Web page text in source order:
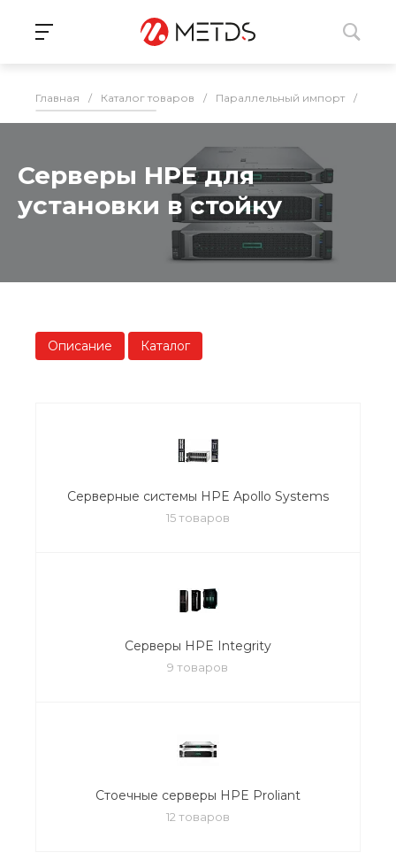
Главная / Каталог товаров / Параллельный импорт /
Серверы HPE для
установки в стойку
Описание Каталог
Серверные системы HPE Apollo Systems
15 товаров
Серверы HPE Integrity
9 товаров
Стоечные серверы HPE Proliant
12 товаров